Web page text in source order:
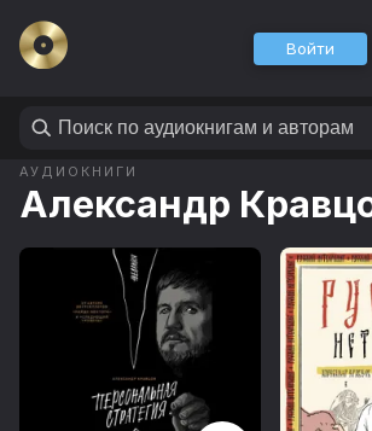
Войти
АУДИОКНИГИ
Александр